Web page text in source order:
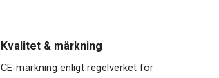
Kvalitet & märkning
CE-märkning enligt regelverket för